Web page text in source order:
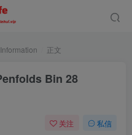
正文
Bin 28
关注 私信